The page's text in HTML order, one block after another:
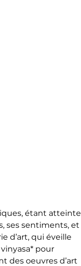
étant atteinte
ses sentiments, et
d’art, qui éveille
pour
des oeuvres d’art